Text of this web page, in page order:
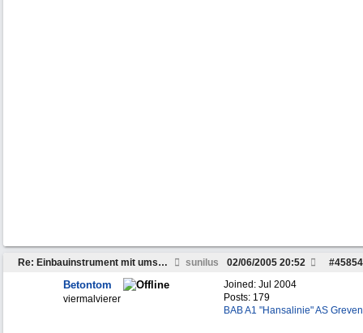
Re: Einbauinstrument mit umschaltbarer Anzeige sunilus #45854
02/06/2005 20:52
Joined: Jul 2004
Posts: 179
BAB A1 "Hansalinie" AS Greven
Betontom
viermalvierer